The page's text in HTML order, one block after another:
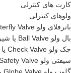
کارت های کنترلی
ولوهای کنترلی
باترفلای ولو Butterfly Valve یا شیر پروانه ای
بال ولو Ball Valve یا شیر توپی
چک ولو Check Valve یا شیر یک طرفه
سیفتی ولو Safety Valve یا شیر اطمینان